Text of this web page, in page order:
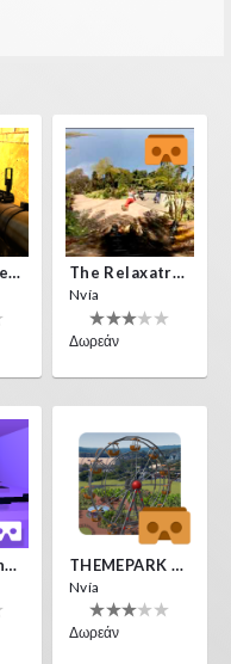
Alien Creepers VR The Relaxatron
Nvía
Δωρεάν
Crystals Tunnel VR THEMEPARK VR
Nvía
Δωρεάν